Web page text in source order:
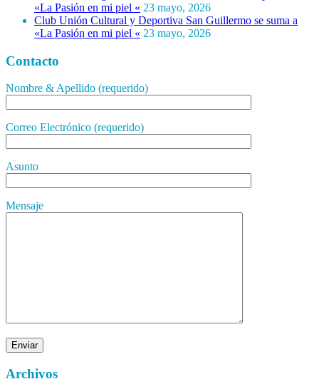
«La Pasión en mi piel « 23 mayo, 2026
Club Unión Cultural y Deportiva San Guillermo se suma a
«La Pasión en mi piel « 23 mayo, 2026
Contacto
Nombre & Apellido (requerido)
Correo Electrónico (requerido)
Asunto
Mensaje
Archivos